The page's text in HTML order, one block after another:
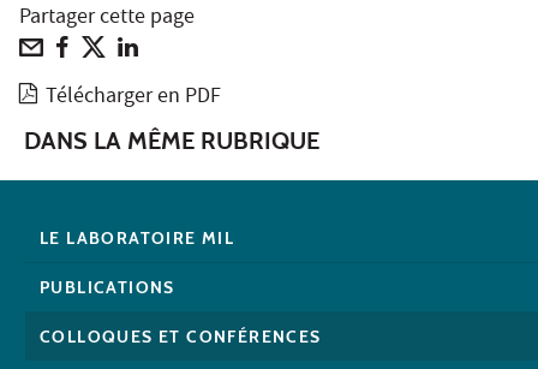
Partager cette page
Télécharger en PDF
DANS LA MÊME RUBRIQUE
LE LABORATOIRE MIL
PUBLICATIONS
COLLOQUES ET CONFÉRENCES